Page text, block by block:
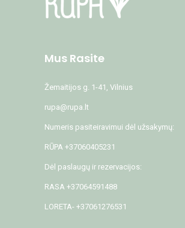
Mus Rasite
Žemaitijos g. 1-41, Vilnius
rupa@rupa.lt
Numeris pasiteiravimui dėl užsakymų:
RŪPA +37060405231
Dėl paslaugų ir rezervacijos:
RASA +37064591488
LORETA- +37061276531